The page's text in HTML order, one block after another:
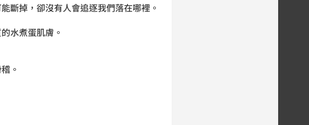
斷掉，卻沒有人會追逐我們落在哪裡。
水煮蛋肌膚。
。